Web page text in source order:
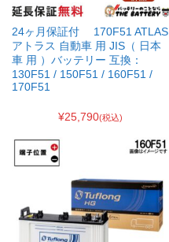
24ヶ月保証付 170F51 ATLAS
アトラス 自動車 用 JIS（ 日本
車 用 ）バッテリー 互換：
130F51 / 150F51 / 160F51 /
170F51
¥25,790(税込)